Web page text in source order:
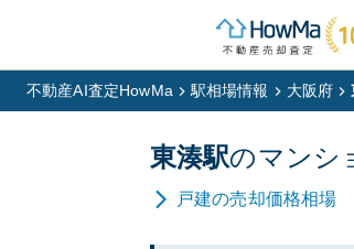
不動産AI査定HowMa 駅相場情報 大阪府
東湊駅のマンシ
戸建の売却価格相場